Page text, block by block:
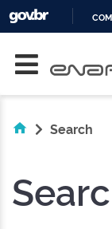
Search